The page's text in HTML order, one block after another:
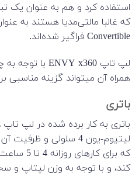
استفاده کرد و هم به عنوان یک
که غالبا مالتی‌مدیا هستند به
Convertible فراگیر شده‌اند.
همراه آن میتواند گزینه مناسبی
باتری
که برای
کند، و با توجه به وزن لپتاپ و